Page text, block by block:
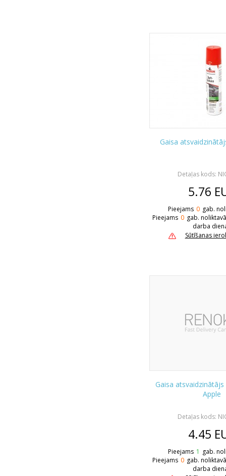
Gaisa
Detaļas kods:
5.76
Pieejams 0 gab.
Pieejams 0 gab.
darba
Sūtīšanas
Gaisa atsvaidzinātājs
Apple
Detaļas kods:
4.45
Pieejams 1 gab.
Pieejams 0 gab.
darba